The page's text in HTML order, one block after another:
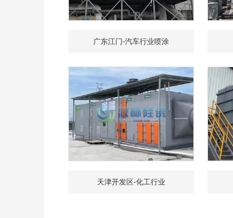
广东江门-汽车行业喷涂
天津开发区-化工行业